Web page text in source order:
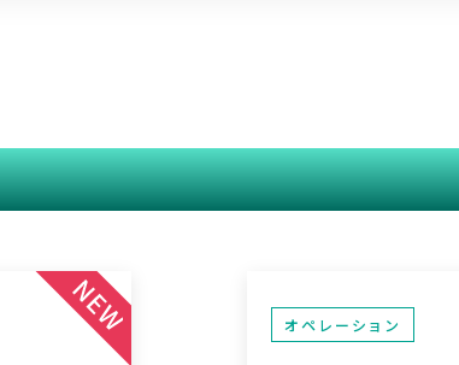
関連する案件
オペレーション